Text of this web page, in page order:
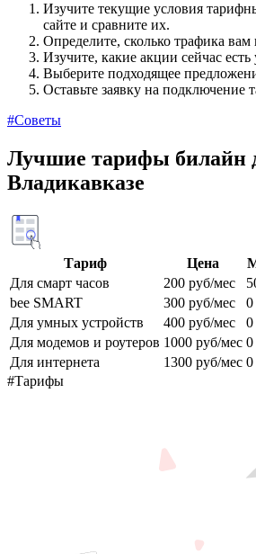
Изучите текущие условия
сайте и сравните их.
Определите, сколько трафика
Изучите, какие акции сейчас есть
Выберите подходящее
Оставьте заявку на подключение
#Советы
Лучшие тарифы билайн
Владикавказе
Тариф Цена
Для смарт часов
200 руб/мес
bee SMART
300 руб/мес
Для умных устройств
400 руб/мес
Для модемов и роутеров 1000 руб/мес
Для интернета
1300 руб/мес
#Тарифы